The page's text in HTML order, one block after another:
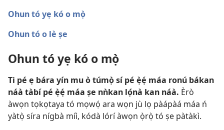
Ohun tó yẹ kó o mọ̀
Ohun tó o lè ṣe
Ohun tó yẹ kó o mọ̀
Ti pé ẹ bára yín mu ò túmọ̀ sí pé ẹ̀ẹ́ máa ronú bákan
náà tàbí pé ẹ̀ẹ́ máa ṣe nǹkan lọ́nà kan náà. Èrò
àwọn tọkọtaya tó mọwọ́ ara wọn jù lọ pàápàá máa ń
yàtọ̀ síra nígbà míì, kódà lórí àwọn ọ̀rọ̀ tó ṣe pàtàkì.